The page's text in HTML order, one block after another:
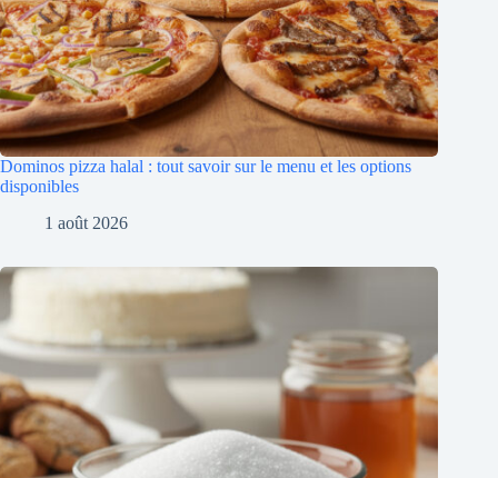
Dominos pizza halal : tout savoir sur le menu et les options
disponibles
1 août 2026